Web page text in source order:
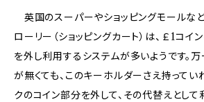
英国のスーパーやショッピングモールな
ローリー（ショッピングカート）は、￡1コイ
を外し利用するシステムが多いようです。万
が無くても、このキーホルダーさえ持ってい
クのコイン部分を外して、その代替えとして